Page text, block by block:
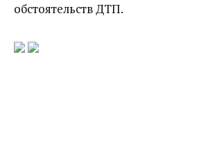
обстоятельств ДТП.